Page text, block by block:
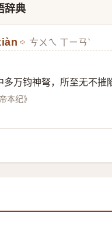
辞典
ㄘㄨㄟ ㄒㄧㄢˋ
多万钧神弩，所至无不摧
本纪》